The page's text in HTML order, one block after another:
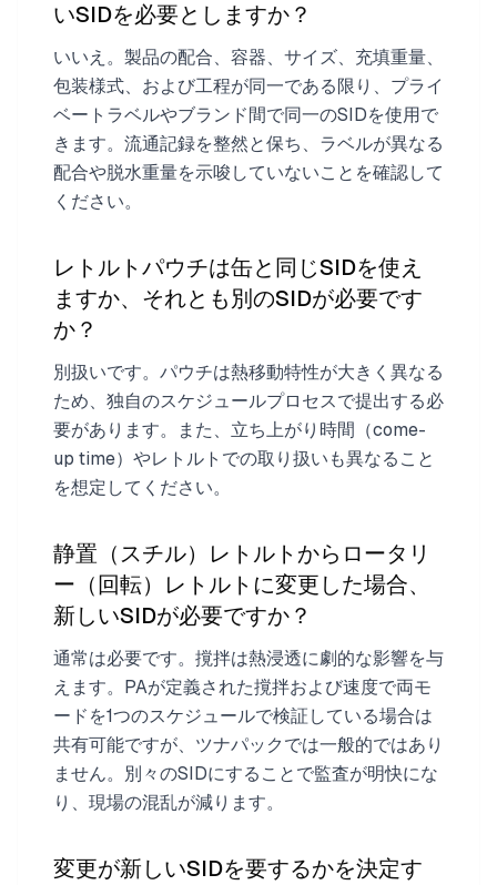
いSIDを必要としますか？
いいえ。製品の配合、容器、サイズ、充填重量、
包装様式、および工程が同一である限り、プライ
ベートラベルやブランド間で同一のSIDを使用で
きます。流通記録を整然と保ち、ラベルが異なる
配合や脱水重量を示唆していないことを確認して
ください。
レトルトパウチは缶と同じSIDを使え
ますか、それとも別のSIDが必要です
か？
別扱いです。パウチは熱移動特性が大きく異なる
ため、独自のスケジュールプロセスで提出する必
要があります。また、立ち上がり時間（come-
up time）やレトルトでの取り扱いも異なること
を想定してください。
静置（スチル）レトルトからロータリ
ー（回転）レトルトに変更した場合、
新しいSIDが必要ですか？
通常は必要です。撹拌は熱浸透に劇的な影響を与
えます。PAが定義された撹拌および速度で両モ
ードを1つのスケジュールで検証している場合は
共有可能ですが、ツナパックでは一般的ではあり
ません。別々のSIDにすることで監査が明快にな
り、現場の混乱が減ります。
変更が新しいSIDを要するかを決定す